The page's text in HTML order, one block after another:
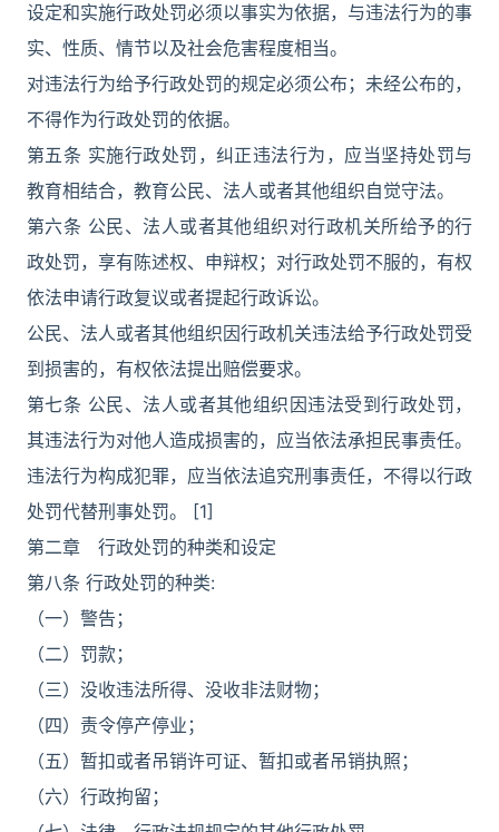
设定和实施行政处罚必须以事实为依据，与违法行为的事
实、性质、情节以及社会危害程度相当。
对违法行为给予行政处罚的规定必须公布；未经公布的，
不得作为行政处罚的依据。
第五条 实施行政处罚，纠正违法行为，应当坚持处罚与
教育相结合，教育公民、法人或者其他组织自觉守法。
第六条 公民、法人或者其他组织对行政机关所给予的行
政处罚，享有陈述权、申辩权；对行政处罚不服的，有权
依法申请行政复议或者提起行政诉讼。
公民、法人或者其他组织因行政机关违法给予行政处罚受
到损害的，有权依法提出赔偿要求。
第七条 公民、法人或者其他组织因违法受到行政处罚，
其违法行为对他人造成损害的，应当依法承担民事责任。
违法行为构成犯罪，应当依法追究刑事责任，不得以行政
处罚代替刑事处罚。 [1]
第二章 行政处罚的种类和设定
第八条 行政处罚的种类:
（一）警告；
（二）罚款；
（三）没收违法所得、没收非法财物；
（四）责令停产停业；
（五）暂扣或者吊销许可证、暂扣或者吊销执照；
（六）行政拘留；